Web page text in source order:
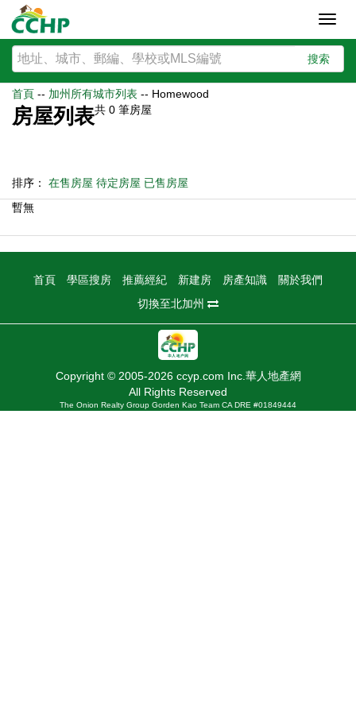
搜索
首頁 -- 加州所有城市列表 -- Homewood
房屋列表共 0 筆房屋
排序： 在售房屋 待定房屋 已售房屋
暫無
首頁 學區搜房 推薦經紀 新建房 房產知識
關於我們
切換至北加州
Copyright © 2005-2026 ccyp.com Inc.華人地產網
All Rights Reserved
The Onion Realty Group Gorden Kao Team CA DRE #01849444